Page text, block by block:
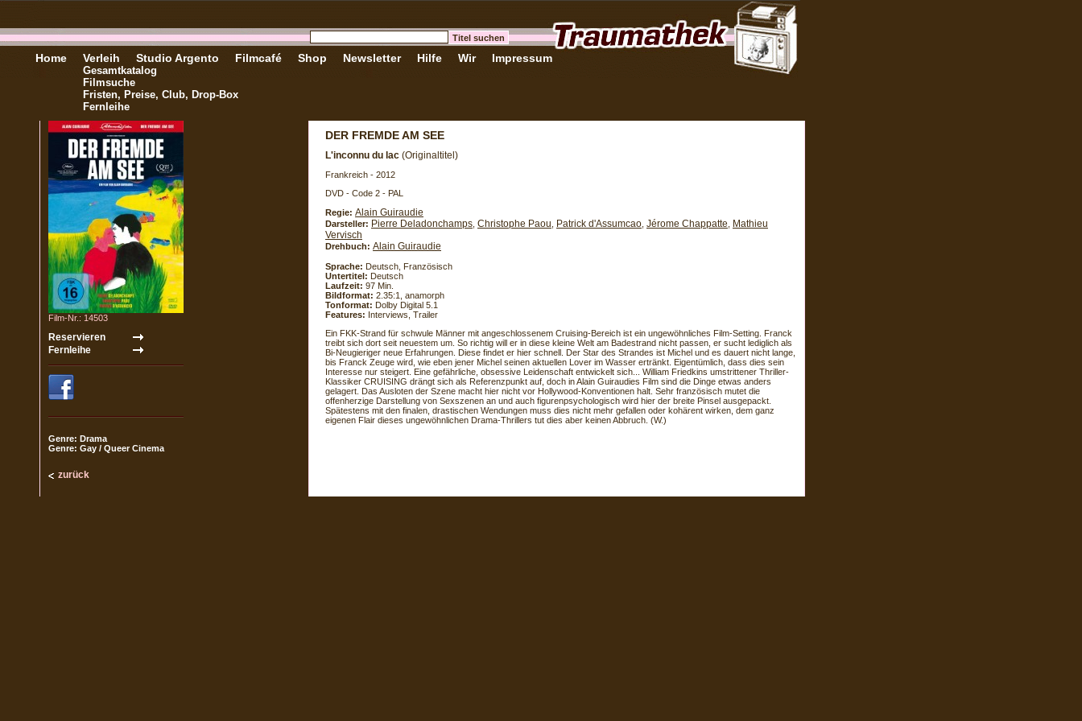
Home Verleih
Gesamtkatalog
Filmsuche
Fristen, Preise, Club, Drop-Box
Fernleihe
Studio Argento Filmcafé Shop Newsletter Hilfe Wir Impressum
Film-Nr.: 14503
Genre: Drama
Genre: Gay / Queer Cinema
zurück
DER FREMDE AM SEE
L'inconnu du lac (Originaltitel)
Frankreich - 2012
DVD - Code 2 - PAL
Regie: Alain Guiraudie
Darsteller: Pierre Deladonchamps Christophe Paou Patrick d'Assumcao Jérome Chappatte
Mathieu
Vervisch
Drehbuch: Alain Guiraudie
Sprache: Deutsch, Französisch
Untertitel: Deutsch
Laufzeit: 97 Min.
Bildformat: 2.35:1, anamorph
Tonformat: Dolby Digital 5.1
Features: Interviews, Trailer
Ein FKK-Strand für schwule Männer mit angeschlossenem Cruising-Bereich ist ein ungewöhnliches Film-Setting. Franck
treibt sich dort seit neuestem um. So richtig will er in diese kleine Welt am Badestrand nicht passen, er sucht lediglich als
Bi-Neugieriger neue Erfahrungen. Diese findet er hier schnell. Der Star des Strandes ist Michel und es dauert nicht lange,
bis Franck Zeuge wird, wie eben jener Michel seinen aktuellen Lover im Wasser ertränkt. Eigentümlich, dass dies sein
Interesse nur steigert. Eine gefährliche, obsessive Leidenschaft entwickelt sich... William Friedkins umstrittener Thriller-
Klassiker CRUISING drängt sich als Referenzpunkt auf, doch in Alain Guiraudies Film sind die Dinge etwas anders
gelagert. Das Ausloten der Szene macht hier nicht vor Hollywood-Konventionen halt. Sehr französisch mutet die
offenherzige Darstellung von Sexszenen an und auch figurenpsychologisch wird hier der breite Pinsel ausgepackt.
Spätestens mit den finalen, drastischen Wendungen muss dies nicht mehr gefallen oder kohärent wirken, dem ganz
eigenen Flair dieses ungewöhnlichen Drama-Thrillers tut dies aber keinen Abbruch. (W.)